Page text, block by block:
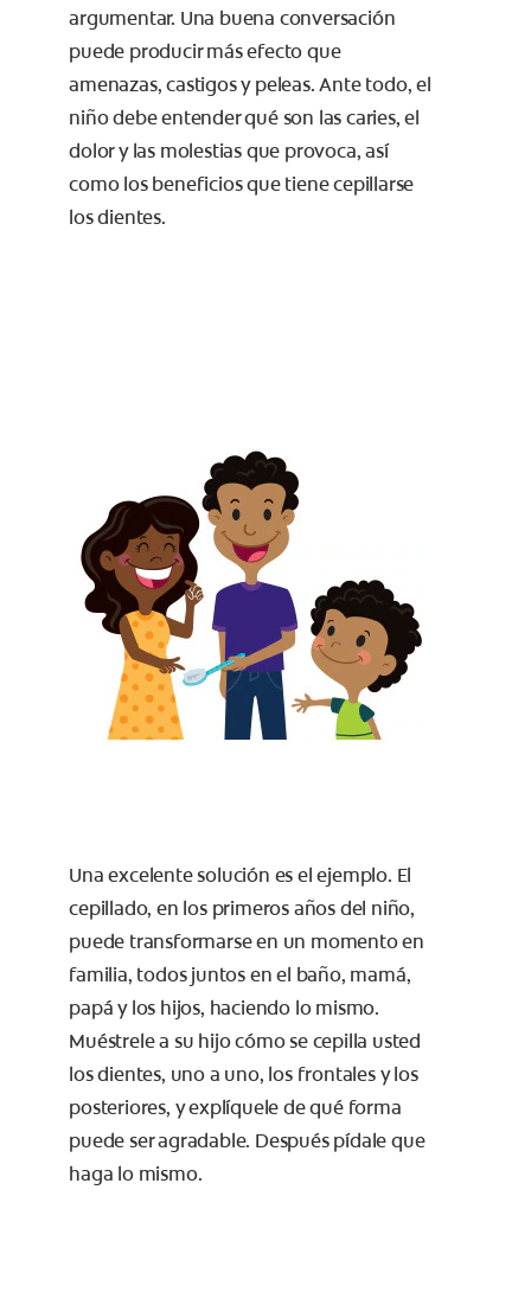
argumentar. Una buena conversación
puede producir más efecto que
amenazas, castigos y peleas. Ante todo, el
niño debe entender qué son las caries, el
dolor y las molestias que provoca, así
como los beneficios que tiene cepillarse
los dientes.
Una excelente solución es el ejemplo. El
cepillado, en los primeros años del niño,
puede transformarse en un momento en
familia, todos juntos en el baño, mamá,
papá y los hijos, haciendo lo mismo.
Muéstrele a su hijo cómo se cepilla usted
los dientes, uno a uno, los frontales y los
posteriores, y explíquele de qué forma
puede ser agradable. Después pídale que
haga lo mismo.